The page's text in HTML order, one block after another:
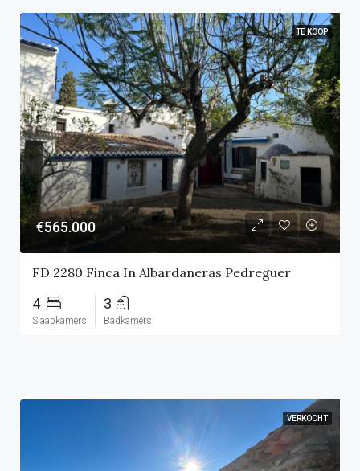
TE KOOP
€565.000
FD 2280 Finca In Albardaneras Pedreguer
4
Slaapkamers
3
Badkamers
VERKOCHT